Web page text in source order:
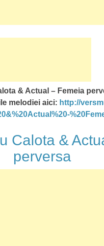
& Actual – Femeia
melodiei aici: http://
Calota &
perversa